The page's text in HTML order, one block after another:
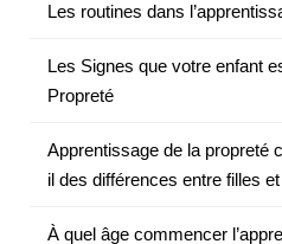
Les routines dans
Les Signes que votre enfant
Propreté
Apprentissage de la propreté
il des différences entre filles
À quel âge commencer